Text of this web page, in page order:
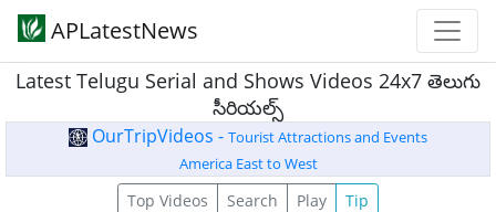
APLatestNews
Latest Telugu Serial and Shows Videos 24x7 తెలుగు
సీరియల్స్
OurTripVideos - Tourist Attractions and Events
America East to West
Top Videos Search Play Tip